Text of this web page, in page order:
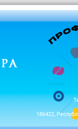
186422,